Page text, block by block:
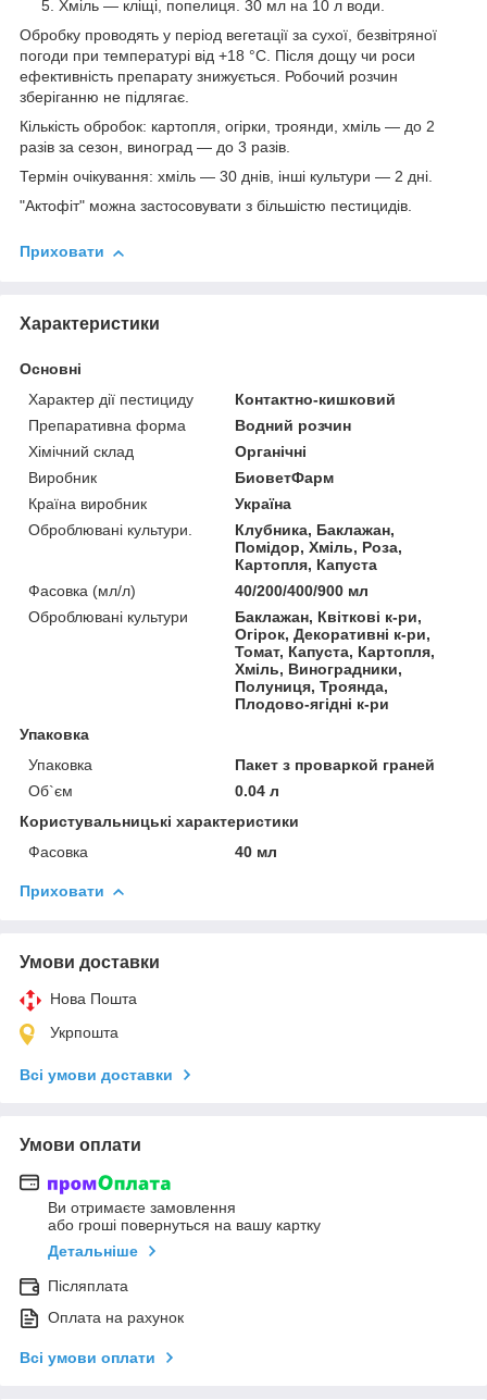
Хміль — кліщі, попелиця. 30 мл на 10 л води.
Обробку проводять у період вегетації за сухої, безвітряної
погоди при температурі від +18 °C. Після дощу чи роси
ефективність препарату знижується. Робочий розчин
зберіганню не підлягає.
Кількість обробок: картопля, огірки, троянди, хміль — до 2
разів за сезон, виноград — до 3 разів.
Термін очікування: хміль — 30 днів, інші культури — 2 дні.
"Актофіт" можна застосовувати з більшістю пестицидів.
Приховати
Характеристики
Основні
Характер дії пестициду
Контактно-кишковий
Препаративна форма
Водний розчин
Хімічний склад
Органічні
Виробник
БиоветФарм
Країна виробник
Україна
Оброблювані культури.
Клубника, Баклажан,
Помідор, Хміль, Роза,
Картопля, Капуста
Фасовка (мл/л)
40/200/400/900 мл
Оброблювані культури
Баклажан, Квіткові к-ри,
Огірок, Декоративні к-ри,
Томат, Капуста, Картопля,
Хміль, Виноградники,
Полуниця, Троянда,
Плодово-ягідні к-ри
Упаковка
Упаковка
Пакет з проваркой граней
Об`єм
0.04 л
Користувальницькі характеристики
Фасовка
40 мл
Приховати
Умови доставки
Нова Пошта
Укрпошта
Всі умови доставки
Умови оплати
Ви отримаєте замовлення
або гроші повернуться на вашу картку
Детальніше
Післяплата
Оплата на рахунок
Всі умови оплати